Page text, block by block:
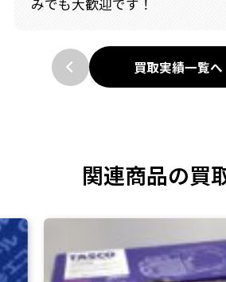
みでも大歓迎です！
買取実績一覧へ
関連商品の買